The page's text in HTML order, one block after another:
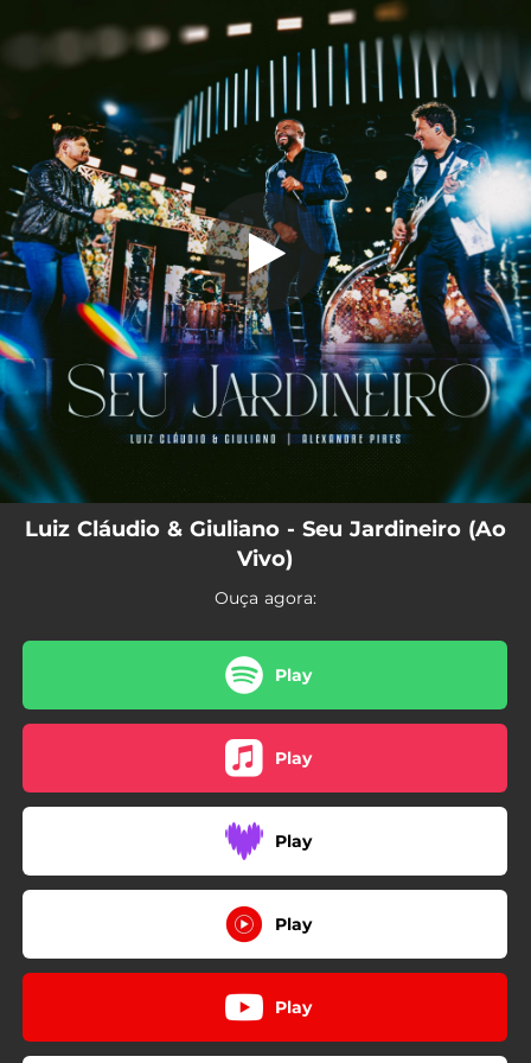
You're all set!
Seu Jardineiro (Ao Vivo)
Seu Jardineiro (Ao Vivo)
03:21
Luiz Cláudio & Giuliano - Seu Jardineiro (Ao
Vivo)
Ouça agora:
Play
Play
Play
Play
Play